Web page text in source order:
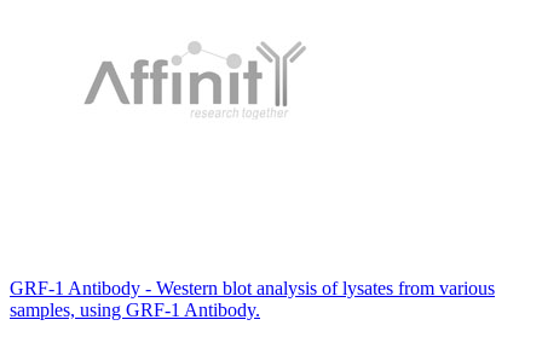
GRF-1 Antibody - Western blot analysis of lysates from various
samples, using GRF-1 Antibody.